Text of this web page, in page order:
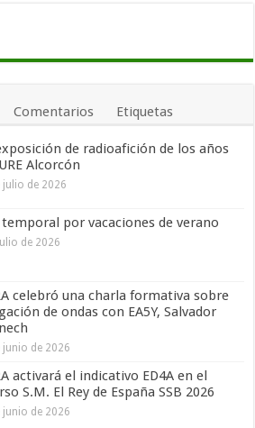
Comentarios Etiquetas
de radioafición de los años
Alcorcón
julio de 2026
por vacaciones de verano
de 2026
celebró una charla formativa sobre
de ondas con EA5Y, Salvador
junio de 2026
activará el indicativo ED4A en el
S.M. El Rey de España SSB 2026
junio de 2026